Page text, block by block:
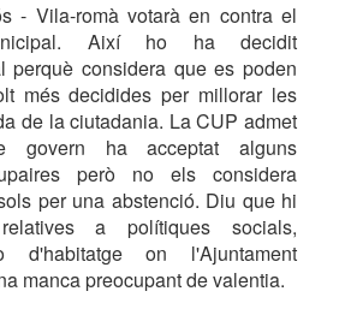
- Vila-romà votarà en contra el
Així ho ha decidit
perquè considera que es poden
més decidides per millorar les
de la ciutadania. La CUP admet
govern ha acceptat alguns
però no els considera
per una abstenció. Diu que hi
a polítiques socials,
d'habitatge on l'Ajuntament
manca preocupant de valentia.